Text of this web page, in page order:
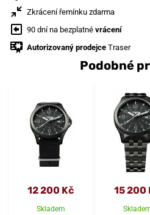
Zkrácení řemínku zdarma
90 dní na bezplatné vrácení
Autorizovaný prodejce Traser
Podobné
12 200 Kč
Skladem
15 200